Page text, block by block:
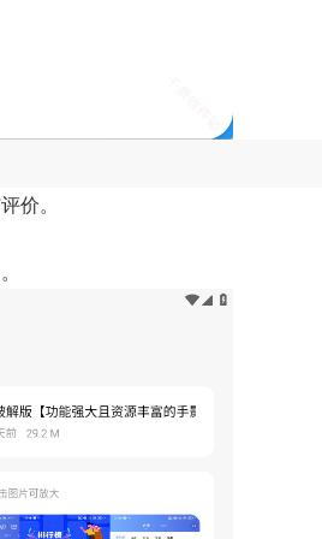
价。